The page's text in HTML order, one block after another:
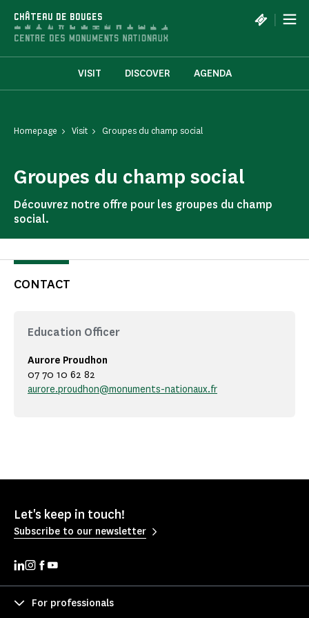
CHÂTEAU DE BOUGES |
VISIT DISCOVER AGENDA
Homepage Visit Groupes du champ social
Groupes du champ social
Découvrez notre offre pour les groupes du champ
social.
CONTACT
Education Officer
Aurore Proudhon
07 70 10 62 82
aurore.proudhon@monuments-nationaux.fr
Let's keep in touch!
Subscribe to our newsletter
For professionals